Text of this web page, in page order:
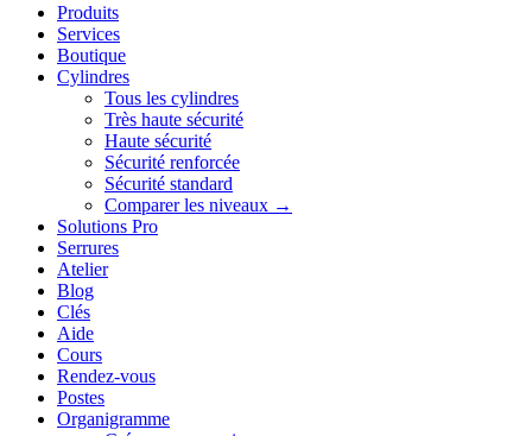
Produits
Services
Boutique
Cylindres
Tous les cylindres
Très haute sécurité
Haute sécurité
Sécurité renforcée
Sécurité standard
Comparer les niveaux →
Solutions Pro
Serrures
Atelier
Blog
Clés
Aide
Cours
Rendez-vous
Postes
Organigramme